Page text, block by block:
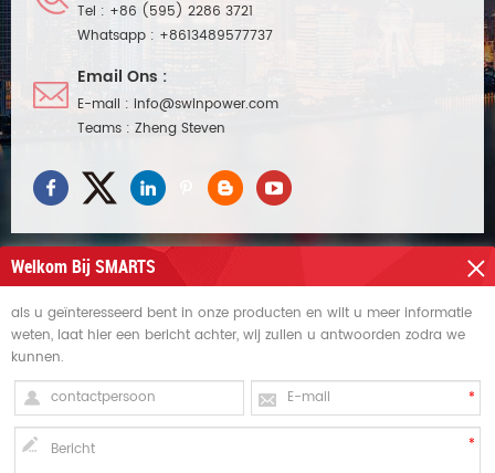
Tel : +86 (595) 2286 3721
Whatsapp : +8613489577737
Email Ons :
E-mail : info@swinpower.com
Teams : Zheng Steven
HULP NODIG
HETE TAGS
AANMELDEN VOOR UPDATES
Welkom Bij SMARTS
als u geïnteresseerd bent in onze producten en wilt u meer informatie
weten, laat hier een bericht achter, wij zullen u antwoorden zodra we
kunnen.